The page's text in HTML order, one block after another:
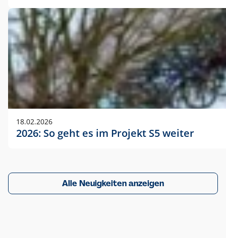
18.02.2026
2026: So geht es im Projekt S5 weiter
Alle Neuigkeiten anzeigen